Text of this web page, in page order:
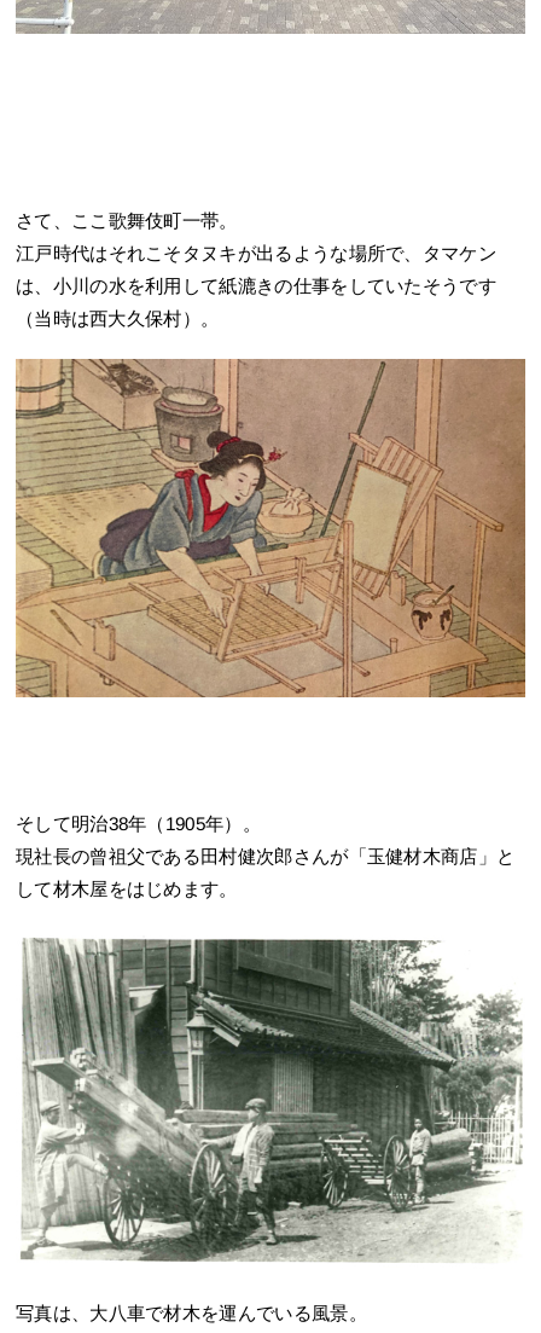
さて、ここ歌舞伎町一帯。
江戸時代はそれこそタヌキが出るような場所で、タマケン
は、小川の水を利用して紙漉きの仕事をしていたそうです
（当時は西大久保村）。
そして明治38年（1905年）。
現社長の曾祖父である田村健次郎さんが「玉健材木商店」と
して材木屋をはじめます。
写真は、大八車で材木を運んでいる風景。